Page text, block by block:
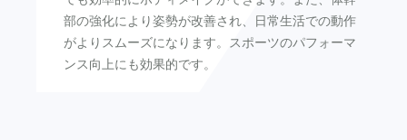
部の強化により姿勢が改善され、日常生活での動作
がよりスムーズになります。スポーツのパフォーマ
ンス向上にも効果的です。